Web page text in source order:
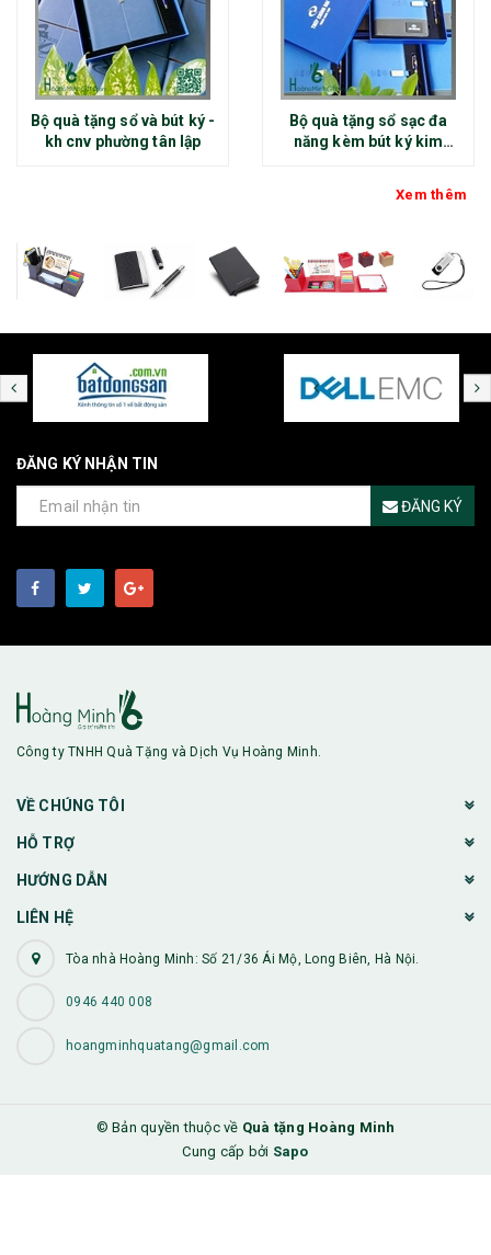
Bộ quà tặng sổ và bút ký -
kh cnv phường tân lập
Bộ quà tặng sổ sạc đa
năng kèm bút ký kim
Xem thêm
ĐĂNG KÝ NHẬN TIN
ĐĂNG KÝ
Công ty TNHH Quà Tặng và Dịch Vụ Hoàng Minh.
VỀ CHÚNG TÔI
HỖ TRỢ
HƯỚNG DẪN
LIÊN HỆ
Tòa nhà Hoàng Minh: Số 21/36 Ái Mộ, Long Biên, Hà Nội.
0946 440 008
hoangminhquatang@gmail.com
© Bản quyền thuộc về Quà tặng Hoàng Minh
Cung cấp bởi Sapo